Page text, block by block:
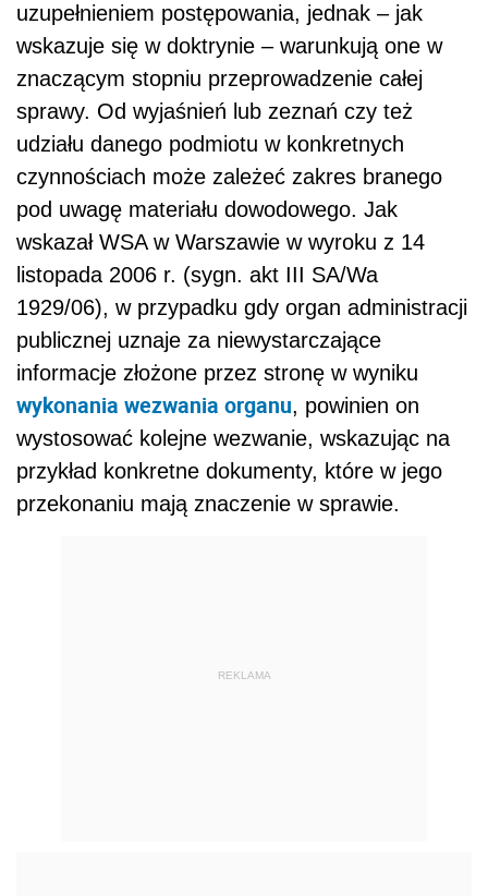
uzupełnieniem postępowania, jednak – jak
wskazuje się w doktrynie – warunkują one w
znaczącym stopniu przeprowadzenie całej
sprawy. Od wyjaśnień lub zeznań czy też
udziału danego podmiotu w konkretnych
czynnościach może zależeć zakres branego
pod uwagę materiału dowodowego. Jak
wskazał WSA w Warszawie w wyroku z 14
listopada 2006 r. (sygn. akt III SA/Wa
1929/06), w przypadku gdy organ administracji
publicznej uznaje za niewystarczające
informacje złożone przez stronę w wyniku
wykonania wezwania organu, powinien on
wystosować kolejne wezwanie, wskazując na
przykład konkretne dokumenty, które w jego
przekonaniu mają znaczenie w sprawie.
REKLAMA